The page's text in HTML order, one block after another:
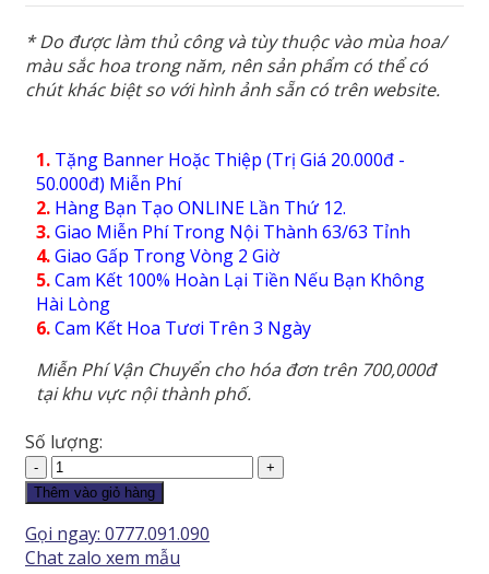
* Do được làm thủ công và tùy thuộc vào mùa hoa/
màu sắc hoa trong năm, nên sản phẩm có thể có
chút khác biệt so với hình ảnh sẵn có trên website.
1. Tặng Banner Hoặc Thiệp (Trị Giá 20.000đ -
50.000đ) Miễn Phí
2. Hàng Bạn Tạo ONLINE Lần Thứ 12.
3.Giao Miễn Phí Trong Nội Thành 63/63 Tỉnh
4.Giao Gấp Trong Vòng 2 Giờ
5.Cam Kết 100% Hoàn Lại Tiền Nếu Bạn Không
Hài Lòng
6.Cam Kết Hoa Tươi Trên 3 Ngày
Miễn Phí Vận Chuyển cho hóa đơn trên 700,000đ
tại khu vực nội thành phố.
Số lượng:
Hoa
Tình
-
HTY205
Thêm vào giỏ hàng
Gọi ngay: 0777.091.090
Chat zalo xem mẫu